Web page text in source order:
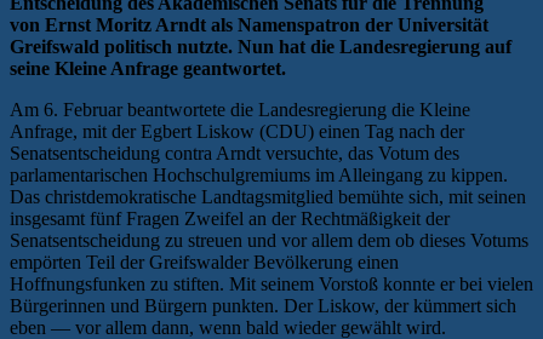
von Ernst Moritz Arndt als Namenspatron der Universität
Greifswald politisch nutzte. Nun hat die Landesregierung auf
seine Kleine Anfrage geantwortet.
Am 6. Februar beantwortete die Landesregierung die Kleine
Anfrage, mit der Egbert Liskow (CDU) einen Tag nach der
Senatsentscheidung contra Arndt versuchte, das Votum des
parlamentarischen Hochschulgremiums im Alleingang zu kippen.
Das christdemokratische Landtagsmitglied bemühte sich, mit seinen
insgesamt fünf Fragen Zweifel an der Rechtmäßigkeit der
Senatsentscheidung zu streuen und vor allem dem ob dieses Votums
empörten Teil der Greifswalder Bevölkerung einen
Hoffnungsfunken zu stiften. Mit seinem Vorstoß konnte er bei vielen
Bürgerinnen und Bürgern punkten. Der Liskow, der kümmert sich
eben — vor allem dann, wenn bald wieder gewählt wird.